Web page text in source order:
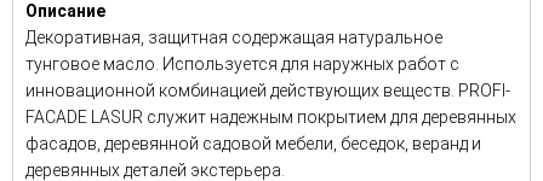
Описание
Декоративная, защитная содержащая натуральное
тунговое масло. Используется для наружных работ с
инновационной комбинацией действующих веществ. PROFI-
FACADE LASUR служит надежным покрытием для деревянных
фасадов, деревянной садовой мебели, беседок, веранд и
деревянных деталей экстерьера.